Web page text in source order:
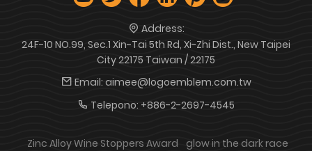
Address:
24F-10 NO.99, Sec.1 Xin-Tai 5th Rd, Xi-Zhi Dist., New Taipei
City 22175 Taiwan / 22175
Email: aimee@logoemblem.com.tw
Telepono: +886-2-2697-4545
Zinc Alloy Wine Stoppers Award
glow in the dark race